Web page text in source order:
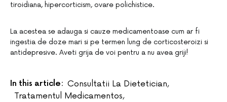
tiroidiana, hipercorticism, ovare polichistice.
La acestea se adauga si cauze medicamentoase cum ar fi
ingestia de doze mari si pe termen lung de corticosteroizi si
antidepresive. Aveti grija de voi pentru a nu avea griji!
In this article: Consultatii La Dietetician,
Tratamentul Medicamentos,